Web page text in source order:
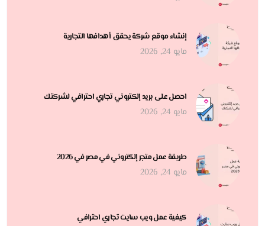
إنشاء موقع شركة يحقق أهدافها التجارية
مايو 24, 2026
احصل على بريد إلكتروني تجاري احترافي لشركتك
مايو 24, 2026
طريقة عمل متجر إلكتروني في مصر في 2026
مايو 24, 2026
كيفية عمل ويب سايت تجاري احترافي